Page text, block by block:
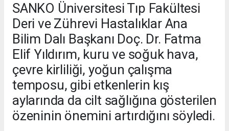
SANKO Üniversitesi Tıp Fakültesi
Deri ve Zührevi Hastalıklar Ana
Bilim Dalı Başkanı Doç. Dr. Fatma
Elif Yıldırım, kuru ve soğuk hava,
çevre kirliliği, yoğun çalışma
temposu, gibi etkenlerin kış
aylarında da cilt sağlığına gösterilen
özeninin önemini artırdığını söyledi.